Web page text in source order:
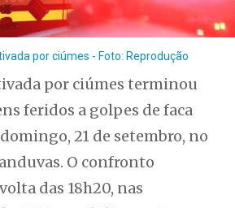
por ciúmes - Foto: Reprodução
por ciúmes terminou
feridos a golpes de faca
21 de setembro, no
O confronto
das 18h20, nas